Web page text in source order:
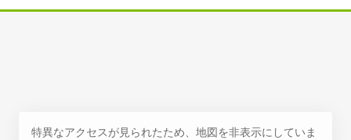
特異なアクセスが見られたため、地図を非表示にしていま